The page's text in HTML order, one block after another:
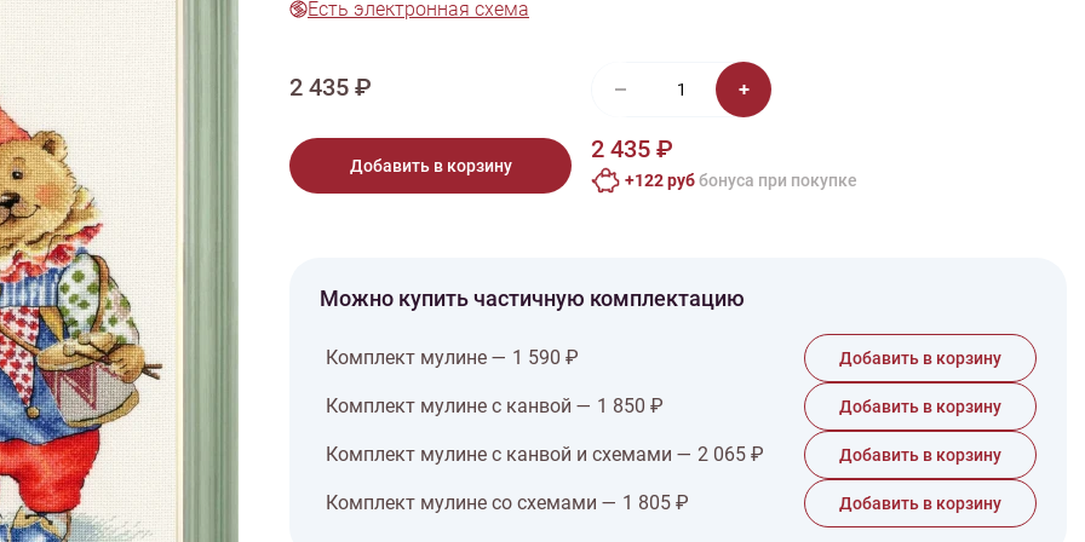
Натюрморт
Птицы
Варежки
Платье Плед
Есть электронная схема
2 435 ₽
Добавить в корзину
2 435 ₽
+122 руббонусa при покупке
Можно купить частичную комплектацию
Комплект мулине — 1 590 ₽ Добавить в корзину
Комплект мулине с канвой — 1 850 ₽ Добавить в корзину
Комплект мулине с канвой и схемами — 2 065 ₽ Добавить в корзину
Комплект мулине со схемами — 1 805 ₽ Добавить в корзину